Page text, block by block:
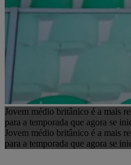
Jovem médio britânico é a mais
para a temporada que agora se
Jovem médio britânico é a mais
para a temporada que agora se